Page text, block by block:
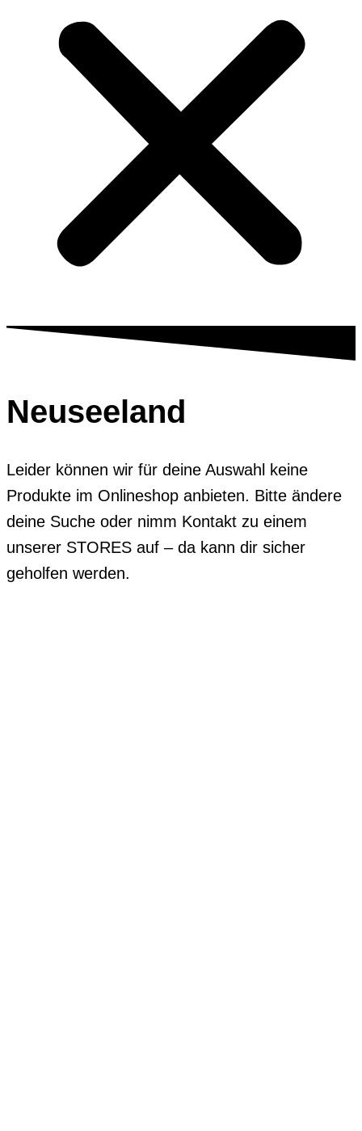
Neuseeland
Leider können wir für deine Auswahl keine
Produkte im Onlineshop anbieten. Bitte ändere
deine Suche oder nimm Kontakt zu einem
unserer STORES auf – da kann dir sicher
geholfen werden.